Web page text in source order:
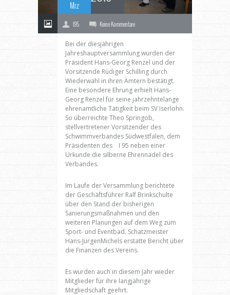
Mrz
I95 Keine Kommentare
Bei der diesjährigen
Jahreshauptversammlung wurden der
Präsident Hans-Georg Renzel und der
Vorsitzende Rüdiger Schilling durch
Wiederwahl in ihren Ämtern bestätigt.
Eine besondere Ehrung erhielt Hans-
Georg Renzel für seine jahrzehntelange
ehrenamtliche Tätigkeit beim SV Iserlohn.
So überreichte Theo Springob,
stellvertretener Vorsitzender des
Schwimmverbandes Südwestfalen, dem
Präsidenten des I 95 neben einer
Urkunde die silberne Ehrennadel des
Verbandes.
Im Laufe der Versammlung berichtete
der Geschäftsführer Ralf Brinkschulte
über den Stand der bisherigen
Sanierungsmaßnahmen und den
weiteren Planungen auf dem Weg zum
Sport- und Eventbad. Schatzmeister
Hans-JürgenMichels erstatte Bericht über
die Finanzen des Vereins.
Es wurden auch in diesem Jahr wieder
Mitglieder für ihre langjährige
Mitgliedschaft geehrt.